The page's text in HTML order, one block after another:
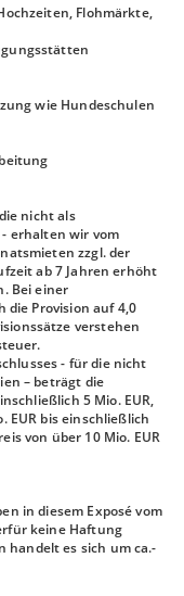
Flohmärkte,
wie Hundeschulen
nicht als
erhalten wir vom
zzgl. der
ab 7 Jahren erhöht
Bei einer
die Provision auf 4,0
verstehen
- für die nicht
– beträgt die
5 Mio. EUR,
EUR bis einschließlich
von über 10 Mio. EUR
in diesem Exposé vom
keine Haftung
handelt es sich um ca.-